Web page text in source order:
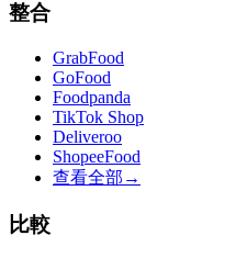
整合
GrabFood
GoFood
Foodpanda
TikTok Shop
Deliveroo
ShopeeFood
查看全部 →
比較